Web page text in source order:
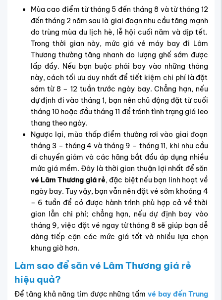
Mùa cao điểm từ tháng 5 đến tháng 8 và từ tháng 12
đến tháng 2 năm sau là giai đoạn nhu cầu tăng mạnh
do trùng mùa du lịch hè, lễ hội cuối năm và dịp tết.
Trong thời gian này, mức giá vé máy bay đi Lâm
Thương thường tăng nhanh do lượng ghế sớm được
lấp đầy. Nếu bạn buộc phải bay vào những tháng
này, cách tối ưu duy nhất để tiết kiệm chi phí là đặt
sớm từ 8 – 12 tuần trước ngày bay. Chẳng hạn, nếu
dự định đi vào tháng 1, bạn nên chủ động đặt từ cuối
tháng 10 hoặc đầu tháng 11 để tránh tình trạng giá leo
thang theo ngày.
Ngược lại, mùa thấp điểm thường rơi vào giai đoạn
tháng 3 – tháng 4 và tháng 9 – tháng 11, khi nhu cầu
di chuyển giảm và các hãng bắt đầu áp dụng nhiều
mức giá mềm. Đây là thời gian thuận lợi nhất để săn
vé Lâm Thương giá rẻ, đặc biệt nếu bạn linh hoạt về
ngày bay. Tuy vậy, bạn vẫn nên đặt vé sớm khoảng 4
– 6 tuần để có được hành trình phù hợp cả về thời
gian lẫn chi phí; chẳng hạn, nếu dự định bay vào
tháng 9, việc đặt vé ngay từ tháng 8 sẽ giúp bạn dễ
dàng tiếp cận các mức giá tốt và nhiều lựa chọn
khung giờ hơn.
Làm sao để săn vé Lâm Thương giá rẻ
hiệu quả?
Để tăng khả năng tìm được những tấmvé bay đến Trung